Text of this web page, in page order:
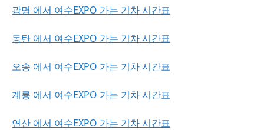
광명 에서 여수EXPO 가는 기차 시간표
동탄 에서 여수EXPO 가는 기차 시간표
오송 에서 여수EXPO 가는 기차 시간표
계룡 에서 여수EXPO 가는 기차 시간표
연산 에서 여수EXPO 가는 기차 시간표